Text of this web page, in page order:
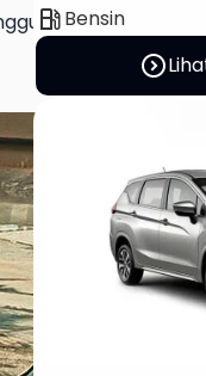
fasilitas dan
local_gas_stationBensin
expand_circle_right